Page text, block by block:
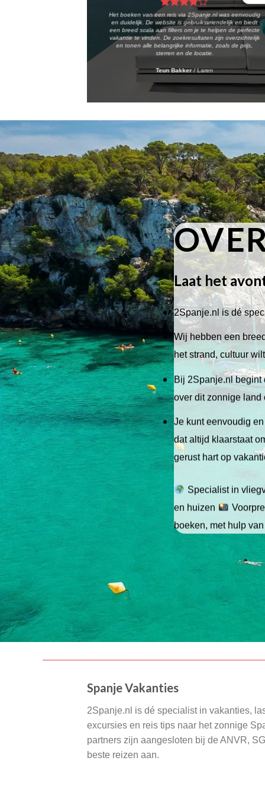
Het boeken van een reis via 2Spanje.nl was eenvoudig
en duidelijk. De website is gebruiksvriendelijk en biedt
een breed scala aan filters om je te helpen de perfecte
vakantie te vinden. De zoekresultaten zijn overzichtelijk
en tonen alle belangrijke informatie, zoals de prijs,
sterren en de locatie.
Teun Bakker /Laren
Laat het
2Spanje.nl is dé
Wij hebben een
het strand, cultuur
Bij 2Spanje.nl begint
over dit zonnige land
Je kunt eenvoudig
dat altijd klaarstaat
gerust hart op
Specialist in
en huizen
boeken, met hulp
Spanje Vakanties
2Spanje.nl is dé specialist in vakanties,
excursies en reis tips naar het zonnige
partners zijn aangesloten bij de ANVR,
beste reizen aan.